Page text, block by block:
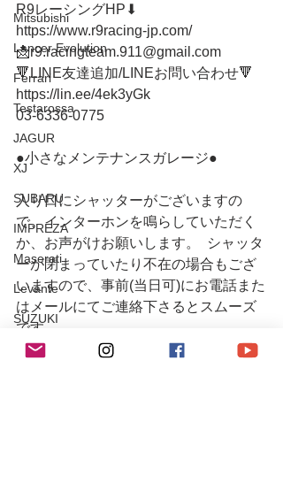
Mitsubishi
Lancer Evolution
Ferrari
Testarossa
JAGUR
XJ
SUBARU
IMPREZA
Maserati
Levante
SUZUKI
チューニング / アルファロメオ・フィアット
R9レーシングHP⬇︎
https://www.r9racing-jp.com/
📩r9.racingteam.911@gmail.com
🔻LINE友達追加/LINEお問い合わせ🔻
https://lin.ee/4ek3yGk
03-6336-0775
●小さなメンテナンスガレージ●
入り口にシャッターがございますの
で、インターホンを鳴らしていただく
か、お声がけお願いします。  シャッタ
ーが閉まっていたり不在の場合もござ
いますので、事前(当日可)にお電話また
はメールにてご連絡下さるとスムーズ
です。